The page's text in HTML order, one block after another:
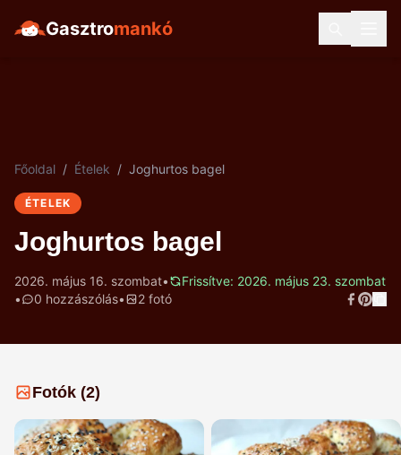
Gasztromankó
Főoldal / Ételek / Joghurtos bagel
ÉTELEK
Joghurtos bagel
2026. május 16. szombat•
Frissítve: 2026. május 23. szombat
•
0 hozzászólás• 2 fotó
Fotók (2)